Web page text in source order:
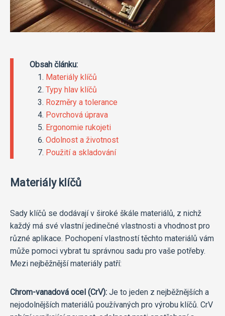
Obsah článku:
Materiály klíčů
Typy hlav klíčů
Rozměry a tolerance
Povrchová úprava
Ergonomie rukojeti
Odolnost a životnost
Použití a skladování
Materiály klíčů
Sady klíčů se dodávají v široké škále materiálů, z nichž
každý má své vlastní jedinečné vlastnosti a vhodnost pro
různé aplikace. Pochopení vlastností těchto materiálů vám
může pomoci vybrat tu správnou sadu pro vaše potřeby.
Mezi nejběžnější materiály patří:
Chrom-vanadová ocel (CrV): Je to jeden z nejběžnějších a
nejodolnějších materiálů používaných pro výrobu klíčů. CrV